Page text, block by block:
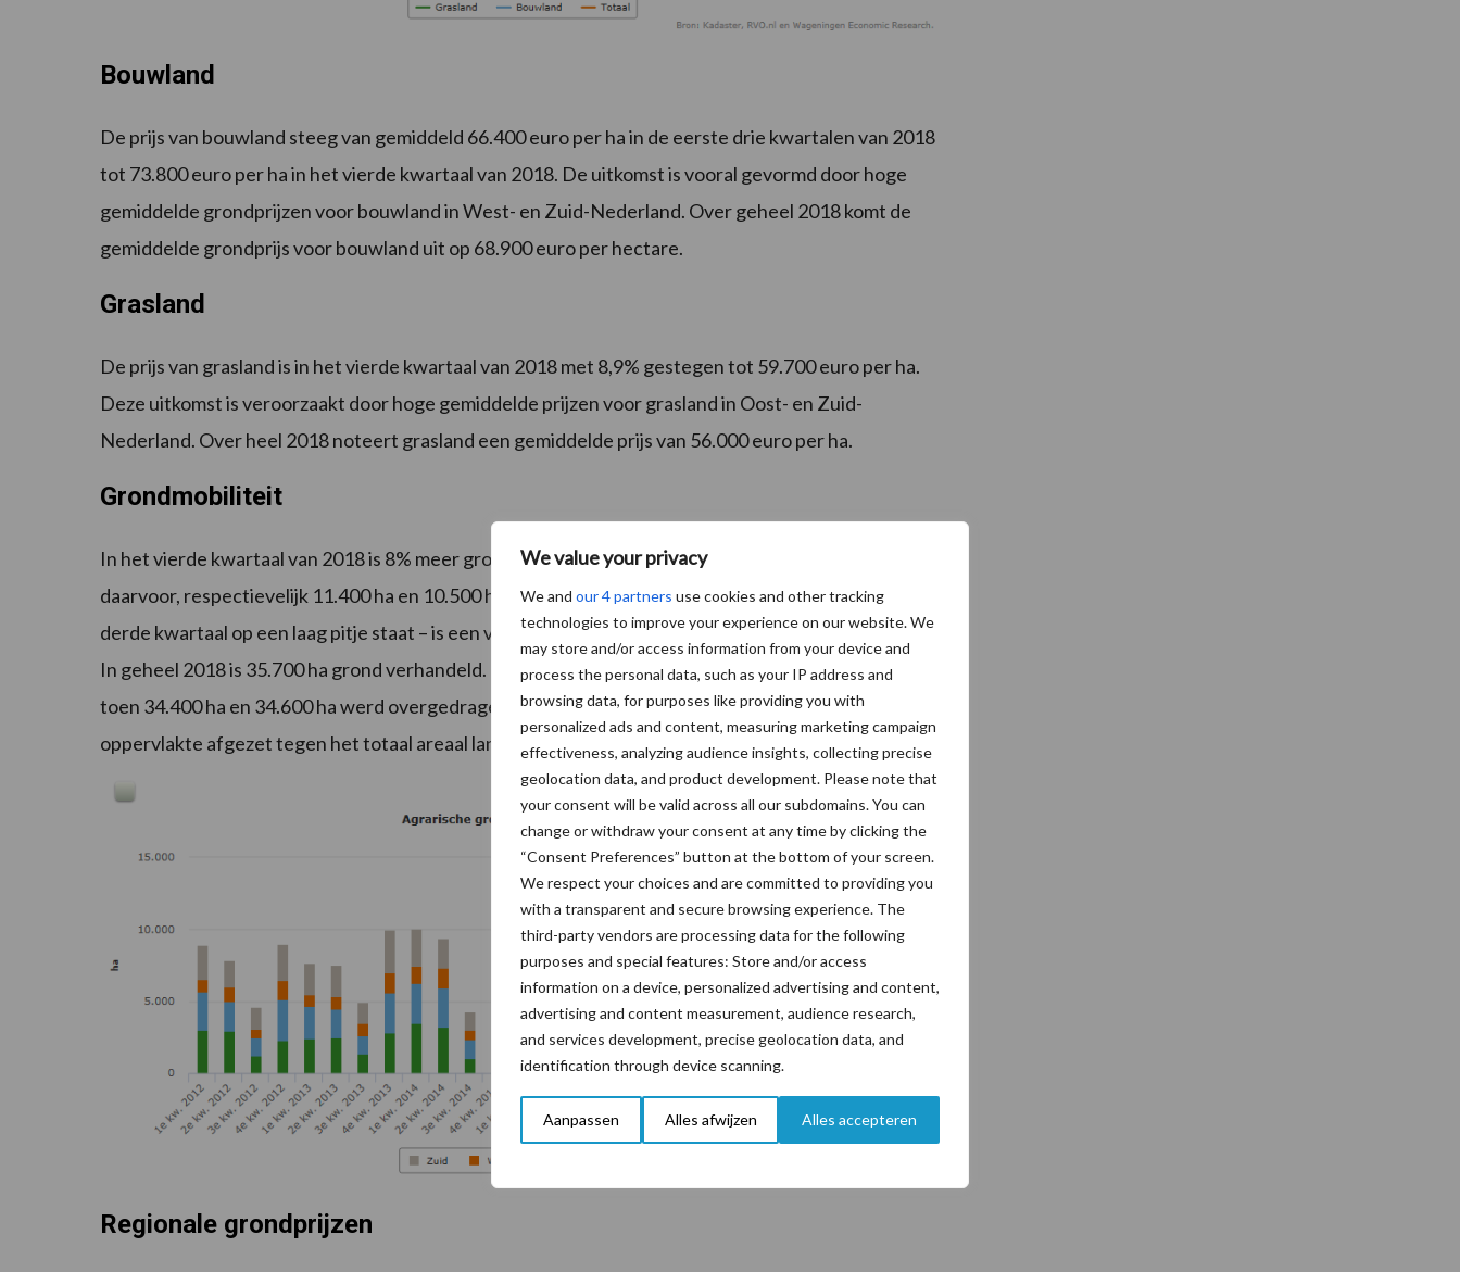
We value your privacy
We and our 4 partners use cookies and other tracking
technologies to improve your experience on our website. We
may store and/or access information from your device and
process the personal data, such as your IP address and
browsing data, for purposes like providing you with
personalized ads and content, measuring marketing campaign
effectiveness, analyzing audience insights, collecting precise
geolocation data, and product development. Please note that
your consent will be valid across all our subdomains. You can
change or withdraw your consent at any time by clicking the
“Consent Preferences” button at the bottom of your screen.
We respect your choices and are committed to providing you
with a transparent and secure browsing experience. The
third-party vendors are processing data for the following
purposes and special features: Store and/or access
information on a device, personalized advertising and content,
advertising and content measurement, audience research,
and services development, precise geolocation data, and
identification through device scanning.
Aanpassen Alles afwijzen Alles accepteren
Bouwland
De prijs van bouwland steeg van gemiddeld 66.400 euro per ha in de eerste drie kwartalen van 2018
tot 73.800 euro per ha in het vierde kwartaal van 2018. De uitkomst is vooral gevormd door hoge
gemiddelde grondprijzen voor bouwland in West- en Zuid-Nederland. Over geheel 2018 komt de
gemiddelde grondprijs voor bouwland uit op 68.900 euro per hectare.
Grasland
De prijs van grasland is in het vierde kwartaal van 2018 met 8,9% gestegen tot 59.700 euro per ha.
Deze uitkomst is veroorzaakt door hoge gemiddelde prijzen voor grasland in Oost- en Zuid-
Nederland. Over heel 2018 noteert grasland een gemiddelde prijs van 56.000 euro per ha.
Grondmobiliteit
In het vierde kwartaal van 2018 is 8% meer grond verhandeld dan in hetzelfde kwartaal een jaar
daarvoor, respectievelijk 11.400 ha en 10.500 ha. Door het seizoenpatroon – waarbij de handel in het
derde kwartaal op een laag pitje staat – is een vergelijking met het voorgaande kwartaal niet zinvol.
In geheel 2018 is 35.700 ha grond verhandeld. Dat ligt iets hoger dan de mobiliteit in 2017 én 2016;
toen 34.400 ha en 34.600 ha werd overgedragen. De relatieve grondmobiliteit – de verhandelde
oppervlakte afgezet tegen het totaal areaal landbouwgrond – bedroeg in 2018 2,0%.
Regionale grondprijzen